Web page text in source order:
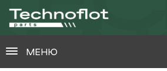
МЕНЮ